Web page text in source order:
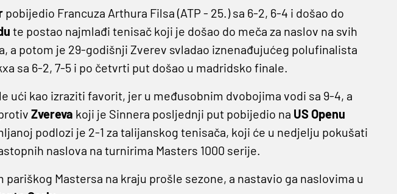
pobijedio Francuza Arthura Filsa (ATP - 25.) sa 6-2, 6-4 i došao do
te postao najmlađi tenisač koji je došao do meča za naslov na svih
a potom je 29-godišnji Zverev svladao iznenađujućeg polufinalista
sa 6-2, 7-5 i po četvrti put došao u madridsko finale.
ući kao izraziti favorit, jer u međusobnim dvobojima vodi sa 9-4, a
Zvereva koji je Sinnera posljednji put pobijedio na US Openu
podlozi je 2-1 za talijanskog tenisača, koji će u nedjelju pokušati
naslova na turnirima Masters 1000 serije.
pariškog Mastersa na kraju prošle sezone, a nastavio ga naslovima u